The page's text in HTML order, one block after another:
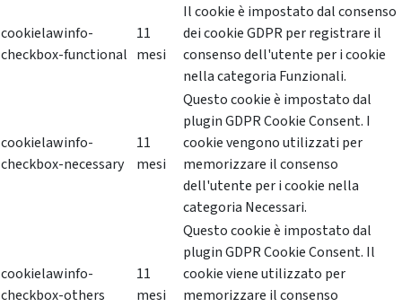
cookielawinfo-
checkbox-functional
11
mesi
Il cookie è impostato dal consenso
dei cookie GDPR per registrare il
consenso dell'utente per i cookie
nella categoria Funzionali.
cookielawinfo-
checkbox-necessary
11
mesi
Questo cookie è impostato dal
plugin GDPR Cookie Consent. I
cookie vengono utilizzati per
memorizzare il consenso
dell'utente per i cookie nella
categoria Necessari.
cookielawinfo-
checkbox-others
11
mesi
Questo cookie è impostato dal
plugin GDPR Cookie Consent. Il
cookie viene utilizzato per
memorizzare il consenso